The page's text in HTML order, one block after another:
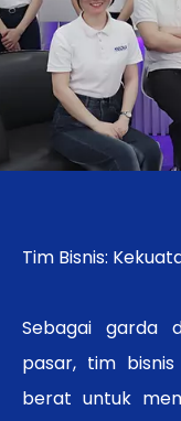
Tim Bisnis:
Sebagai garda
pasar, tim
berat untuk